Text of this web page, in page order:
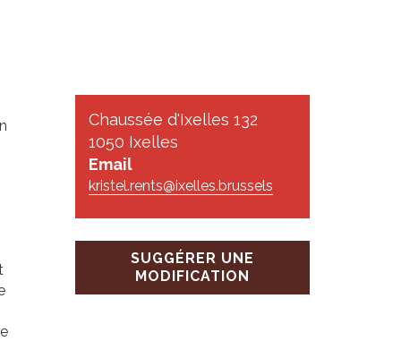
Chaussée d'Ixelles 132
1050 Ixelles
Email
kristel.rents@ixelles.brussels
SUGGÉRER UNE
MODIFICATION